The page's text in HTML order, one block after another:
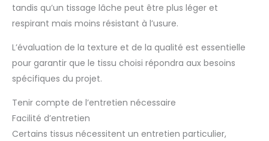
tandis qu’un tissage lâche peut être plus léger et
respirant mais moins résistant à l’usure.
L’évaluation de la texture et de la qualité est essentielle
pour garantir que le tissu choisi répondra aux besoins
spécifiques du projet.
Tenir compte de l’entretien nécessaire
Facilité d’entretien
Certains tissus nécessitent un entretien particulier,